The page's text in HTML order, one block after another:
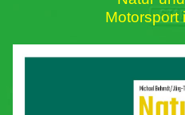
Motorsport